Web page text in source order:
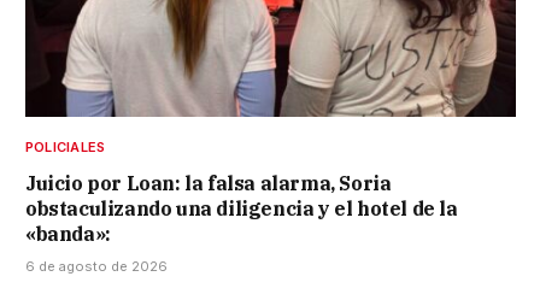
POLICIALES
Juicio por Loan: la falsa alarma, Soria
obstaculizando una diligencia y el hotel de la
«banda»:
6 de agosto de 2026